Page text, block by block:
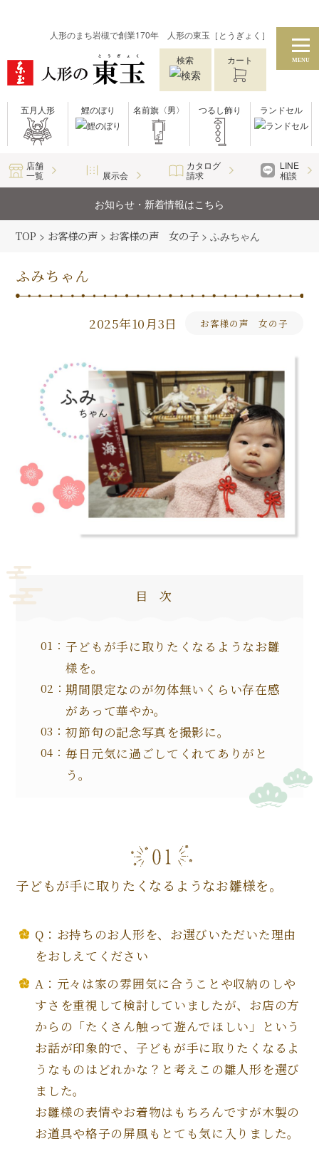
人形のまち岩槻で創業170年 人形の東玉［とうぎょく］
検索 カート MENU
五月人形 鯉のぼり 名前旗〈男〉 つるし飾り ランドセル
店舗
一覧
展示会
カタログ
請求
LINE
相談
お知らせ・新着情報はこちら
TOP > お客様の声 > お客様の声 女の子 >ふみちゃん
ふみちゃん
2025年10月3日 お客様の声 女の子
目次
子どもが手に取りたくなるようなお雛
様を。
期間限定なのが勿体無いくらい存在感
があって華やか。
初節句の記念写真を撮影に。
毎日元気に過ごしてくれてありがと
う。
子どもが手に取りたくなるようなお雛様を。
Q：お持ちのお人形を、お選びいただいた理由
をおしえてください
A：元々は家の雰囲気に合うことや収納のしや
すさを重視して検討していましたが、お店の方
からの「たくさん触って遊んでほしい」という
お話が印象的で、子どもが手に取りたくなるよ
うなものはどれかな？と考えこの雛人形を選び
ました。
お雛様の表情やお着物はもちろんですが木製の
お道具や格子の屏風もとても気に入りました。